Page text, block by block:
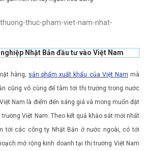
Nhật Bản đầu tư vào Việt Nam
hàng, sản phẩm xuất khẩu của Việt Nam mà
cũng vô cùng để tâm tới thị trường trong nước
Nam là điểm đến sáng giá và mong muốn đặt
Việt Nam. Theo kết quả khảo sát mới nhất
tới các công ty Nhật Bản ở nước ngoài, có tới
mở rộng kinh doanh tại thị trường Việt Nam